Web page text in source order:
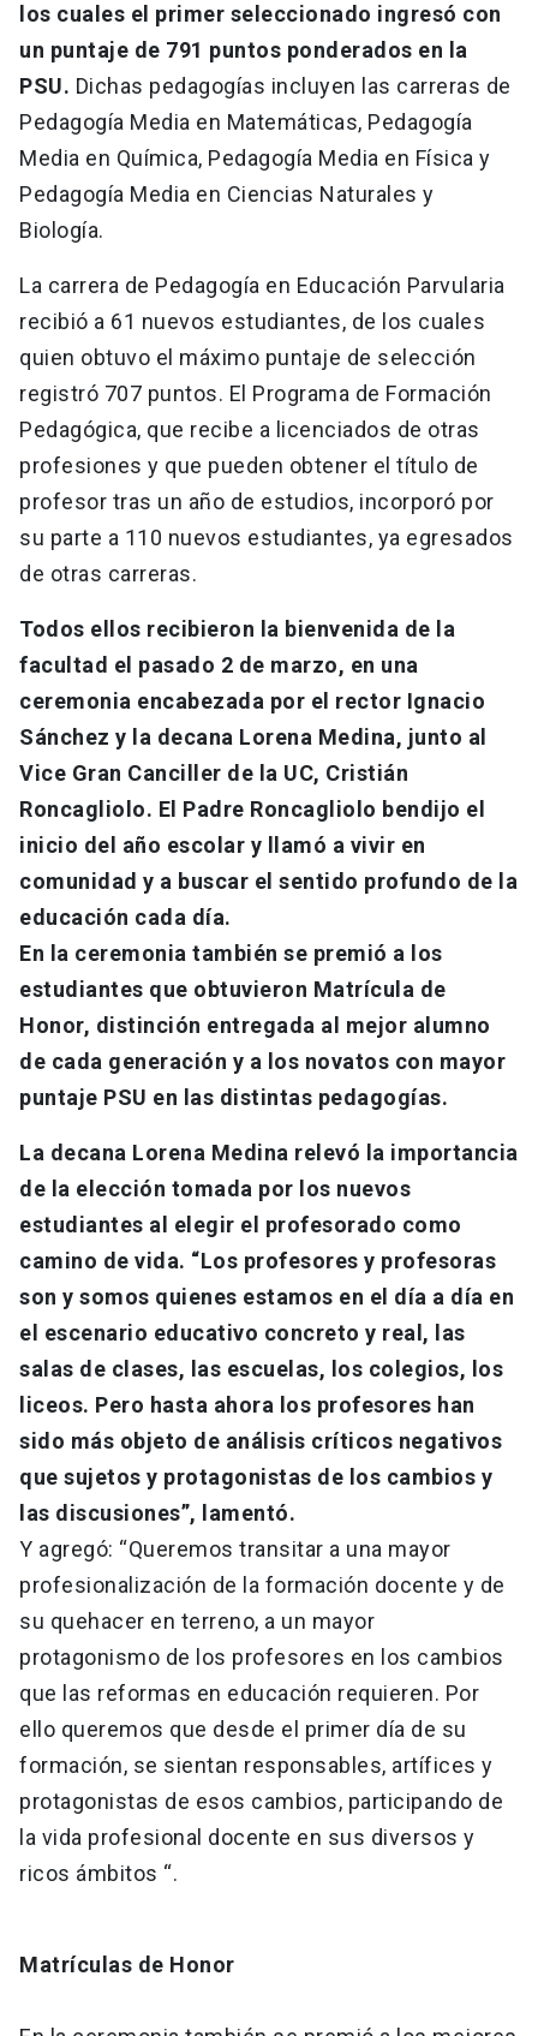
los cuales el primer seleccionado ingresó con
un puntaje de 791 puntos ponderados en la
PSU. Dichas pedagogías incluyen las carreras de
Pedagogía Media en Matemáticas, Pedagogía
Media en Química, Pedagogía Media en Física y
Pedagogía Media en Ciencias Naturales y
Biología.
La carrera de Pedagogía en Educación Parvularia
recibió a 61 nuevos estudiantes, de los cuales
quien obtuvo el máximo puntaje de selección
registró 707 puntos. El Programa de Formación
Pedagógica, que recibe a licenciados de otras
profesiones y que pueden obtener el título de
profesor tras un año de estudios, incorporó por
su parte a 110 nuevos estudiantes, ya egresados
de otras carreras.
Todos ellos recibieron la bienvenida de la
facultad el pasado 2 de marzo, en una
ceremonia encabezada por el rector Ignacio
Sánchez y la decana Lorena Medina, junto al
Vice Gran Canciller de la UC, Cristián
Roncagliolo. El Padre Roncagliolo bendijo el
inicio del año escolar y llamó a vivir en
comunidad y a buscar el sentido profundo de la
educación cada día.
En la ceremonia también se premió a los
estudiantes que obtuvieron Matrícula de
Honor, distinción entregada al mejor alumno
de cada generación y a los novatos con mayor
puntaje PSU en las distintas pedagogías.
La decana Lorena Medina relevó la importancia
de la elección tomada por los nuevos
estudiantes al elegir el profesorado como
camino de vida. “Los profesores y profesoras
son y somos quienes estamos en el día a día en
el escenario educativo concreto y real, las
salas de clases, las escuelas, los colegios, los
liceos. Pero hasta ahora los profesores han
sido más objeto de análisis críticos negativos
que sujetos y protagonistas de los cambios y
las discusiones”, lamentó.
Y agregó: “Queremos transitar a una mayor
profesionalización de la formación docente y de
su quehacer en terreno, a un mayor
protagonismo de los profesores en los cambios
que las reformas en educación requieren. Por
ello queremos que desde el primer día de su
formación, se sientan responsables, artífices y
protagonistas de esos cambios, participando de
la vida profesional docente en sus diversos y
ricos ámbitos “.
Matrículas de Honor